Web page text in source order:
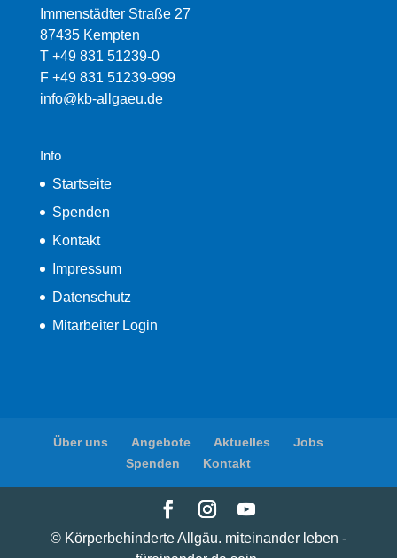
Immenstädter Straße 27
87435 Kempten
T +49 831 51239-0
F +49 831 51239-999
info@kb-allgaeu.de
Info
Startseite
Spenden
Kontakt
Impressum
Datenschutz
Mitarbeiter Login
Über uns Angebote Aktuelles
Jobs
Spenden
Kontakt
© Körperbehinderte Allgäu. miteinander leben -